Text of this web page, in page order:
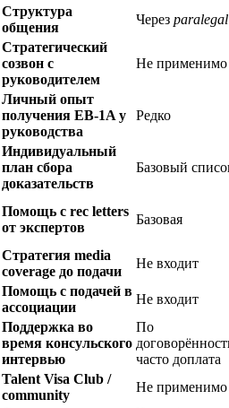
Структура
общения
Черезparalegal
Стратегический
созвон с
руководителем
Не применимо
Личный опыт
получения EB-1A у
руководства
Редко
Индивидуальный
план сбора
доказательств
Базовый
Помощь с rec letters
от экспертов
Базовая
Стратегия media
coverage до подачи
Не входит
Помощь с подачей в
ассоциации
Не входит
Поддержка во
время консульского
интервью
По
часто доплата
Talent Visa Club /
community
Не применимо